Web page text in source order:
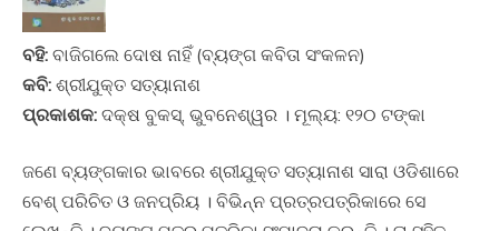
ବହି: ବାଜିଗଲେ ଦୋଷ ନାହିଁ (ବ୍ୟଙ୍ଗ କବିତା ସଂକଳନ)
କବି: ଶ୍ରୀଯୁକ୍ତ ସତ୍ୟାନାଶ
ପ୍ରକାଶକ: ଦକ୍ଷ ବୁକସ୍‍, ଭୁବନେଶ୍ୱର । ମୂଲ୍ୟ: ୧୨୦ ଟଙ୍କା
ଜଣେ ବ୍ୟଙ୍ଗକାର ଭାବରେ ଶ୍ରୀଯୁକ୍ତ ସତ୍ୟାନାଶ ସାରା ଓଡିଶାରେ
ବେଶ୍‍ ପରିଚିତ ଓ ଜନପ୍ରିୟ । ବିଭିନ୍ନ ପ୍ରତ୍ରପତ୍ରିକାରେ ସେ